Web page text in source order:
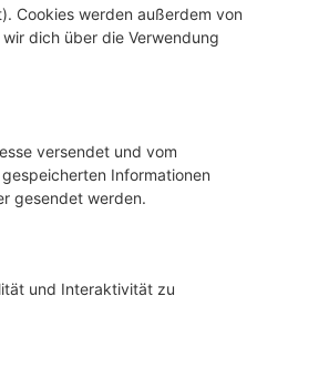
Cookies werden außerdem von
dich über die Verwendung
versendet und vom
Informationen
gesendet werden.
und Interaktivität zu